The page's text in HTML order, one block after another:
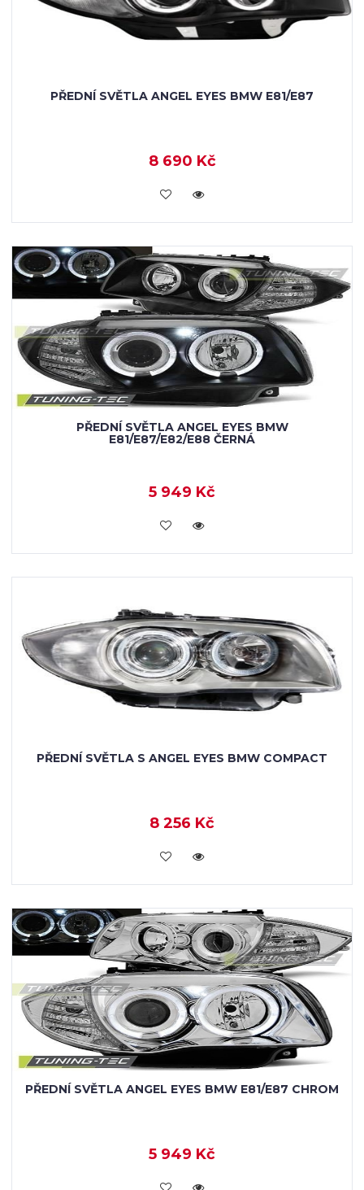
PŘEDNÍ SVĚTLA ANGEL EYES BMW E81/E87
8 690 Kč
KOUPIT
PŘEDNÍ SVĚTLA ANGEL EYES BMW
E81/E87/E82/E88 ČERNÁ
5 949 Kč
KOUPIT
PŘEDNÍ SVĚTLA S ANGEL EYES BMW COMPACT
8 256 Kč
KOUPIT
PŘEDNÍ SVĚTLA ANGEL EYES BMW E81/E87 CHROM
5 949 Kč
KOUPIT